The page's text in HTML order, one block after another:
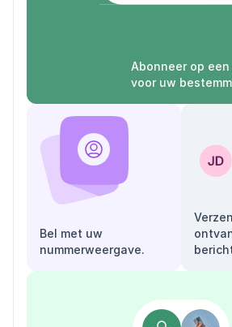
Abonneer op
voor uw
Bel met uw
nummerweergave.